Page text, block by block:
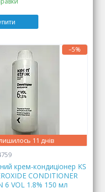
–5%
11 днів
крем-кондиціонер KS
CONDITIONER
6 VOL 1.8% 150 мл